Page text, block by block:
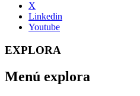
X
Linkedin
Youtube
EXPLORA
Menú explora